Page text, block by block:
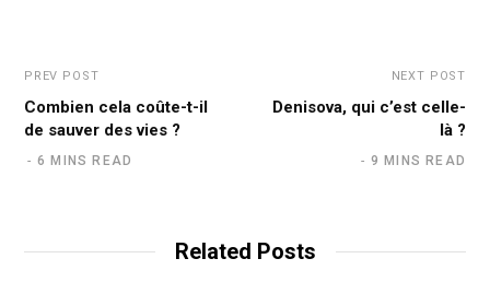
PREV POST
Combien cela coûte-t-il
de sauver des vies ?
6 MINS READ
NEXT POST
Denisova, qui c’est celle-
là ?
9 MINS READ
Related Posts